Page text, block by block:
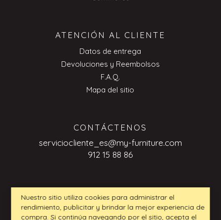
ATENCIÓN AL CLIENTE
Datos de entrega
Devoluciones y Reembolsos
F.A.Q.
Mapa del sitio
CONTÁCTENOS
serviciocliente_es@my-furniture.com
912 15 88 86
CONSULTAS DE BUSINESS TO
BUSINESS
Nuestro sitio utiliza cookies para administrar el
rendimiento, publicitar y brindar la mejor experiencia de
compra. Si continúa navegando por el sitio, acepta el